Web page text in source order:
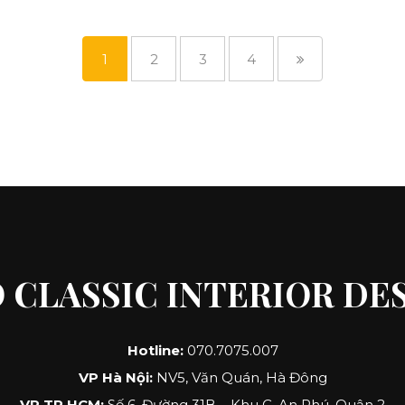
1 2 3 4
CLASSIC INTERIOR
Hotline:070.7075.007
VP Hà Nội:NV5, Văn Quán, Hà Đông